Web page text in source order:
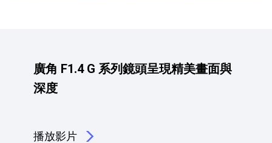
廣角 F1.4 G 系列鏡頭呈現精美畫面與
深度
播放影片